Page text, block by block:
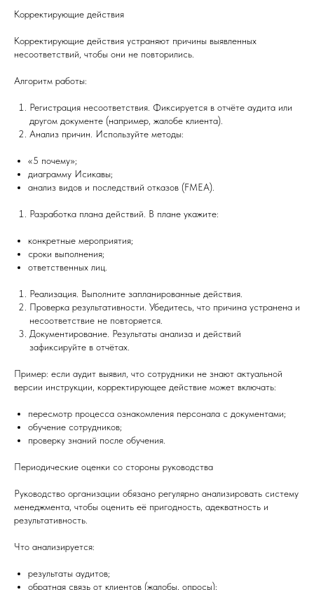
Корректирующие действия
Корректирующие действия устраняют причины выявленных
несоответствий, чтобы они не повторились.
Алгоритм работы:
Регистрация несоответствия. Фиксируется в отчёте аудита или
другом документе (например, жалобе клиента).
Анализ причин. Используйте методы:
«5 почему»;
диаграмму Исикавы;
анализ видов и последствий отказов (FMEA).
Разработка плана действий. В плане укажите:
конкретные мероприятия;
сроки выполнения;
ответственных лиц.
Реализация. Выполните запланированные действия.
Проверка результативности. Убедитесь, что причина устранена и
несоответствие не повторяется.
Документирование. Результаты анализа и действий
зафиксируйте в отчётах.
Пример: если аудит выявил, что сотрудники не знают актуальной
версии инструкции, корректирующее действие может включать:
пересмотр процесса ознакомления персонала с документами;
обучение сотрудников;
проверку знаний после обучения.
Периодические оценки со стороны руководства
Руководство организации обязано регулярно анализировать систему
менеджмента, чтобы оценить её пригодность, адекватность и
результативность.
Что анализируется:
результаты аудитов;
обратная связь от клиентов (жалобы, опросы);